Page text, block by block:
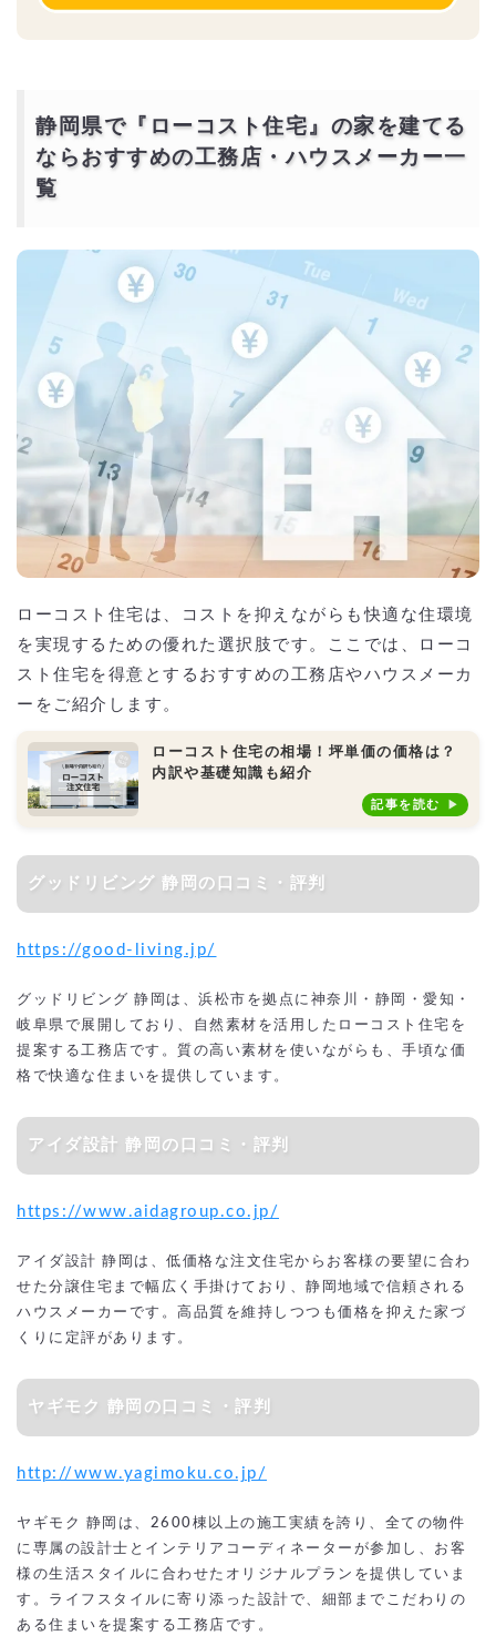
静岡県で『ローコスト住宅』の家を建てる
ならおすすめの工務店・ハウスメーカー一
覧
ローコスト住宅は、コストを抑えながらも快適な住環境
を実現するための優れた選択肢です。ここでは、ローコ
スト住宅を得意とするおすすめの工務店やハウスメーカ
ーをご紹介します。
ローコスト住宅の相場！坪単価の価格は？
内訳や基礎知識も紹介
記事を読む
グッドリビング 静岡の口コミ・評判
https://good-living.jp/
グッドリビング 静岡は、浜松市を拠点に神奈川・静岡・愛知・
岐阜県で展開しており、自然素材を活用したローコスト住宅を
提案する工務店です。質の高い素材を使いながらも、手頃な価
格で快適な住まいを提供しています。
アイダ設計 静岡の口コミ・評判
https://www.aidagroup.co.jp/
アイダ設計 静岡は、低価格な注文住宅からお客様の要望に合わ
せた分譲住宅まで幅広く手掛けており、静岡地域で信頼される
ハウスメーカーです。高品質を維持しつつも価格を抑えた家づ
くりに定評があります。
ヤギモク 静岡の口コミ・評判
http://www.yagimoku.co.jp/
ヤギモク 静岡は、2600棟以上の施工実績を誇り、全ての物件
に専属の設計士とインテリアコーディネーターが参加し、お客
様の生活スタイルに合わせたオリジナルプランを提供していま
す。ライフスタイルに寄り添った設計で、細部までこだわりの
ある住まいを提案する工務店です。